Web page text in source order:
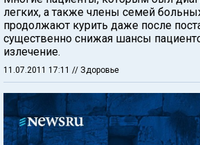
легких, а также члены семей
продолжают курить даже после
существенно снижая шансы
излечение.
11.07.2011 17:11 // Здоровье